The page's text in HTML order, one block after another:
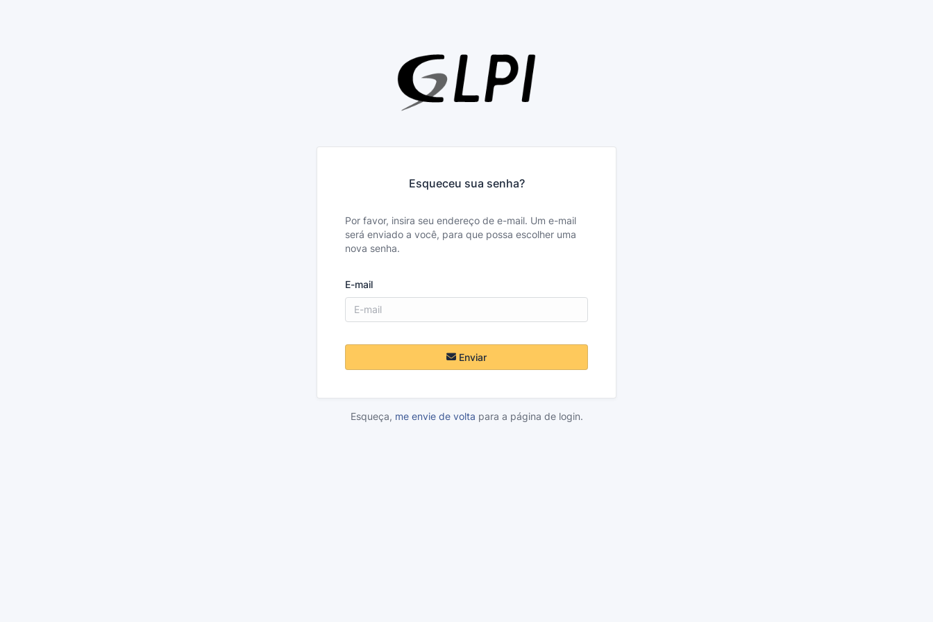
Esqueceu sua senha?
Por favor, insira seu endereço de e-mail. Um e-mail
será enviado a você, para que possa escolher uma
nova senha.
E-mail
Enviar
Esqueça, me envie de volta para a página de login.